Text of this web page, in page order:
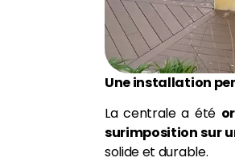
Une installation
La centrale a été
surimposition sur
solide et durable.